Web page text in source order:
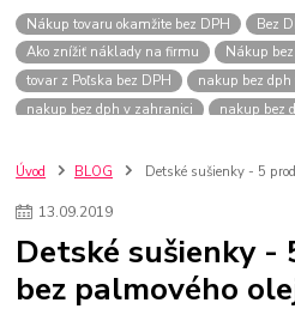
Nákup tovaru okamžite bez DPH Bez
Ako znížiť náklady na firmu
Nákup
tovar z Poľska bez DPH
nakup bez dph
nakup bez dph v zahranici
nakup bez
szco nakup bez dph
Smart hodinky pre
Plyšový macovia
Lego Star Wars
Darčeky na Vianoce
Vianočný darček pre dievča do 20€
Hry pre deti
Úvod BLOG Detské sušienky - 5
13.09.2019
Detské sušienky
bez palmového